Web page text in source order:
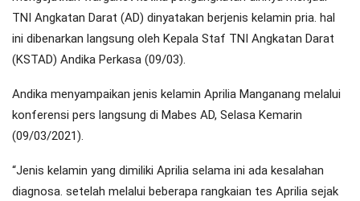
TNI Angkatan Darat (AD) dinyatakan berjenis kelamin pria. hal
ini dibenarkan langsung oleh Kepala Staf TNI Angkatan Darat
(KSTAD) Andika Perkasa (09/03).
Andika menyampaikan jenis kelamin Aprilia Manganang melalui
konferensi pers langsung di Mabes AD, Selasa Kemarin
(09/03/2021).
“Jenis kelamin yang dimiliki Aprilia selama ini ada kesalahan
diagnosa. setelah melalui beberapa rangkaian tes Aprilia sejak